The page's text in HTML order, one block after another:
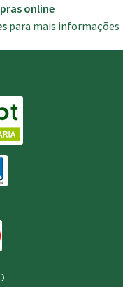
online
para mais informações